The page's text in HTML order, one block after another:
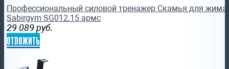
Профессиональный силовой тренажер Скамья для
Sabirgym SG012.15 армс
29 089 руб.
отложить